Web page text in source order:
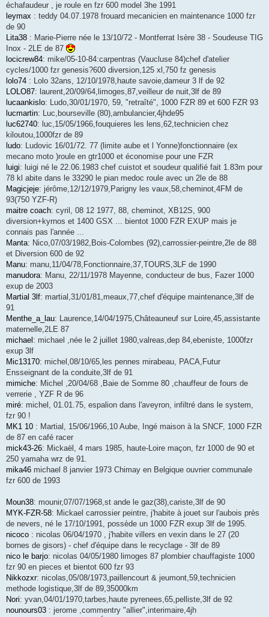
échafaudeur , je roule en fzr 600 model 3he 1991
leymax : teddy 04.07.1978 frouard mecanicien en maintenance 1000 fzr
de 90
Lita38 : Marie-Pierre née le 13/10/72 - Montferrat Isère 38 - Soudeuse TIG
Inox - 2LE de 87
locicrew84: mike/05-10-84:carpentras (Vaucluse 84)chef d'atelier
cycles/1000 fzr genesis?600 diversion,125 xl,750 fz genesis
lolo74 : Lolo 32ans, 12/10/1978,haute savoie,dameur 3 lf de 92
LOLO87: laurent,20/09/64,limoges,87,veilleur de nuit,3lf de 89
lucaankislo: Ludo,30/01/1970, 59, "retraîté", 1000 FZR 89 et 600 FZR 93
lucmartin: Luc,bourseville (80),ambulancier,4jhde95
luc62740: luc,15/05/1966,fouquieres les lens,62,technicien chez
kiloutou,1000fzr de 89
ludo: Ludovic 16/01/72. 77 (limite aube et l Yonne)fonctionnaire (ex
mecano moto )roule en gtr1000 et économise pour une FZR
luigi: luigi né le 22.06.1983 chef cuistot et soudeur qualifié fait 1.83m pour
78 kl abite dans le 33290 le pian medoc roule avec un 2le de 88
Magicjeje: jérôme,12/12/1979,Parigny les vaux,58,cheminot,4FM de
93(750 YZF-R)
maitre coach: cyril, 08 12 1977, 88, cheminot, XB12S, 900
diversion+kyrnos et 1400 GSX ... bientot 1000 FZR EXUP mais je
connais pas l'année ...
Manta: Nico,07/03/1982,Bois-Colombes (92),carrossier-peintre,2le de 88
et Diversion 600 de 92
Manu: manu,11/04/78,Fonctionnaire,37,TOURS,3LF de 1990
manudora: Manu, 22/11/1978 Mayenne, conducteur de bus, Fazer 1000
exup de 2003
Martial 3lf: martial,31/01/81,meaux,77,chef d'équipe maintenance,3lf de
91
Menthe_a_lau: Laurence,14/04/1975,Châteauneuf sur Loire,45,assistante
maternelle,2LE 87
michael : michael ,née le 2 juillet 1980,valreas,dep 84,ebeniste, 1000fzr
exup 3lf
Mic13170: michel,08/10/65,les pennes mirabeau, PACA,Futur
Ensseignant de la conduite,3lf de 91
mimiche: Michel ,20/04/68 ,Baie de Somme 80 ,chauffeur de fours de
verrerie , YZF R de 96
miré: michel, 01.01.75, espalion dans l'aveyron, infiltré dans le system,
fzr 90 !
MK1 10 : Martial, 15/06/1966,10 Aube, Ingé maison à la SNCF, 1000 FZR
de 87 en café racer
mick43-26: Mickaël, 4 mars 1985, haute-Loire maçon, fzr 1000 de 90 et
250 yamaha wrz de 91.
mika46 michael 8 janvier 1973 Chimay en Belgique ouvrier communale
fzr 600 de 1993
Moun38: mounir,07/07/1968,st ande le gaz(38),cariste,3lf de 90
MYK-FZR-58: Mickael carrossier peintre, j'habite à jouet sur l'aubois près
de nevers, né le 17/10/1991, possède un 1000 FZR exup 3lf de 1995.
nicoco : nicolas 06/04/1970 , j'habite villers en vexin dans le 27 (20
bornes de gisors) - chef d'équipe dans le recyclage - 3lf de 89
nico le barjo: nicolas 04/05/1980 limoges 87 plombier chauffagiste 1000
fzr 90 en pieces et bientot 600 fzr 93
Nikkozxr: nicolas,05/08/1973,paillencourt & jeumont,59,technicien
methode logistique,3lf de 89,35000km
Nori: yvan,04/01/1970,tarbes,haute pyrenees,65,pelliste,3lf de 92
nounours03 : jerome ,commentry "allier",interimaire,4jh